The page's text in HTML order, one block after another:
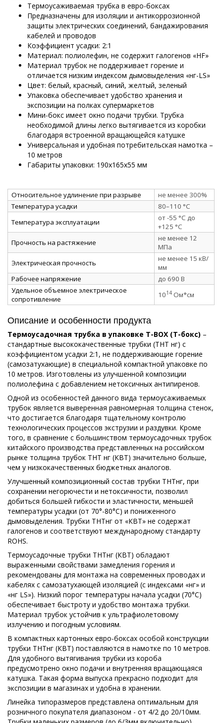
Термоусаживаемая трубка в евро-боксах
Предназначены для изоляции и антикоррозионной
защиты электрических соединений, бандажирования
кабелей и проводов
Коэффициент усадки: 2:1
Материал: полиолефин, не содержит галогенов «HF»
Материал трубок не поддерживает горение и
отличается низким индексом дымовыделения «нг-LS»
Цвет: белый, красный, синий, желтый, зеленый
Упаковка обеспечивает удобство хранения и
экспозиции на полках супермаркетов
Мини-бокс имеет окно подачи трубки. Трубка
необходимой длины легко вытягивается из коробки
благодаря встроенной вращающейся катушке
Универсальная и удобная потребительская намотка –
10 метров
Габариты упаковки: 190х165х55 мм
Относительное удлинение при разрыве
не менее 300%
Температура усадки
80–110 °C
Температура эксплуатации
от -55 °C до
+125 °C
Прочность на растяжение
не менее 12
МПа
Электрическая прочность
не менее 15 кВ/
мм
Рабочее напряжение
до 690 В
Удельное объемное электрическое
сопротивление
1014 Ом*см
Описание и особенности продукта
Термоусадочная трубка в упаковке Т-ВОХ (Т-бокс) –
стандартные высококачественные трубки (ТНТ нг) с
коэффициентом усадки 2:1, не поддерживающие горение
(самозатухающие) в специальной компактной упаковке по
10 метров. Изготовлены из улучшенной композиции
полиолефина с добавлением нетоксичных антипиренов.
Одной из особенностей данного вида термоусаживаемых
трубок является выверенная равномерная толщина стенок,
что достигается благодаря тщательному контролю
технологических процессов экструзии и раздувки. Кроме
того, в сравнение с большинством термоусадочных трубок
китайского производства представленных на российском
рынке толщина трубок ТНТ нг (КВТ) значительно больше,
чем у низкокачественных бюджетных аналогов.
Улучшенный композиционный состав трубки ТНТнг, при
сохранении негорючести и нетоксичности, позволил
добиться большей гибкости и эластичности, меньшей
температуры усадки (от 70°-80°С) и пониженного
дымовыделения. Трубки ТНТнг от «КВТ» не содержат
галогенов и соответствуют международному стандарту
ROHS.
Термоусадочные трубки ТНТнг (КВТ) обладают
выраженными свойствами замедления горения и
рекомендованы для монтажа на современных проводах и
кабелях с самозатухающей изоляцией (с индексами «нг» и
«нг LS»). Низкий порог температуры начала усадки (70°С)
обеспечивает быстроту и удобство монтажа трубки.
Материал трубок устойчив к ультрафиолетовому
излучению и погодным условиям.
В компактных картонных евро-боксах особой конструкции
трубки ТНТнг (КВТ) поставляются в намотке по 10 метров.
Для удобного вытягивания трубки из короба
предусмотрено окно подачи и внутренняя вращающаяся
катушка. Такая форма выпуска прекрасно подходит для
экспозиции в магазинах и удобна в хранении.
Линейка типоразмеров представлена оптимальным для
розничного покупателя диапазоном - от 4/2 до 20/10мм.